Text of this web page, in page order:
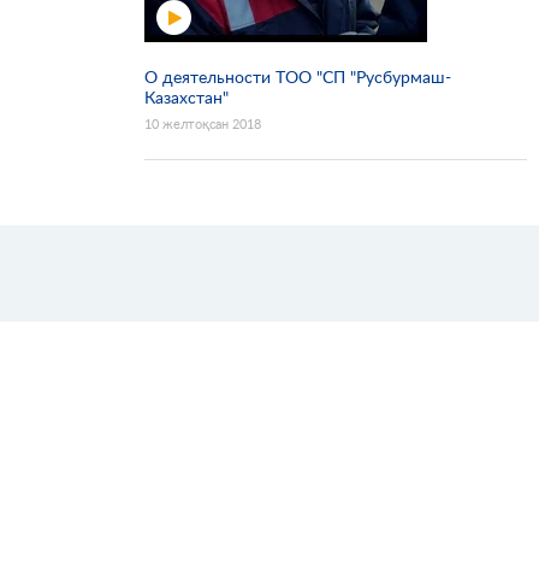
О деятельности ТОО "СП "Русбурмаш-
Казахстан"
10 желтоқсан 2018